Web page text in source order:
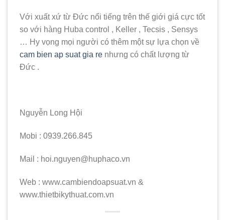
Với xuất xứ từ Đức nổi tiếng trên thế giới giá cực tốt
so với hàng Huba control , Keller , Tecsis , Sensys
… Hy vọng mọi người có thêm một sự lựa chọn về
cam bien ap suat gia re nhưng có chất lượng từ
Đức .
Nguyễn Long Hội
Mobi : 0939.266.845
Mail : hoi.nguyen@huphaco.vn
Web : www.cambiendoapsuat.vn &
www.thietbikythuat.com.vn